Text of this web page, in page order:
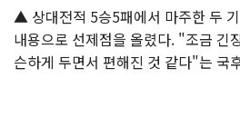
▲ 상대전적 5승5패에서 마주한 두
내용으로 선제점을 올렸다. "조금 긴
슨하게 두면서 편해진 것 같다"는 국